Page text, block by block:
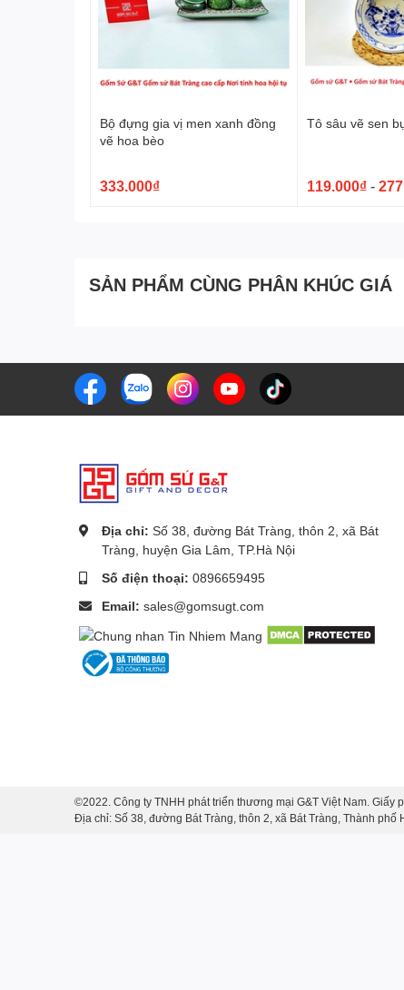
Bộ đựng gia vị men xanh đồng
vẽ hoa bèo
333.000₫
Tô sâu vẽ sen
119.000₫-
SẢN PHẨM CÙNG PHÂN KHÚC GIÁ
Địa chỉ: Số 38, đường Bát Tràng, thôn 2, xã Bát
Tràng, huyện Gia Lâm, TP.Hà Nội
Số điện thoại: 0896659495
Email: sales@gomsugt.com
©2022. Công ty TNHH phát triển thương mại G&T Việt Nam.
Địa chỉ: Số 38, đường Bát Tràng, thôn 2, xã Bát Tràng, Thành phố